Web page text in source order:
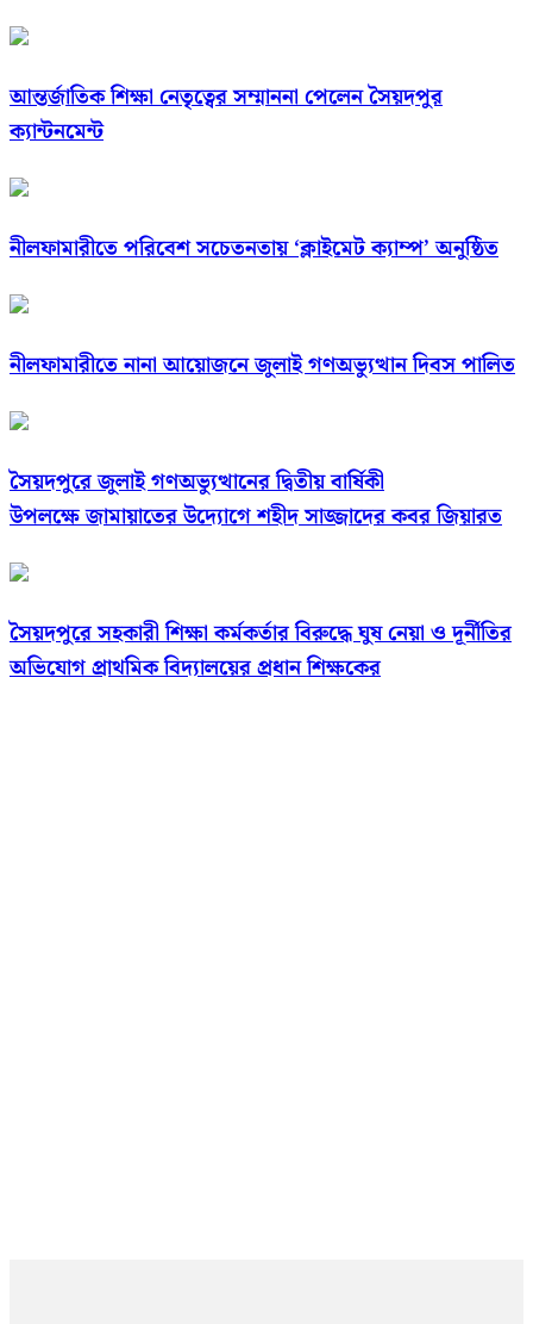
আন্তর্জাতিক শিক্ষা নেতৃত্বের সম্মাননা পেলেন সৈয়দপুর
ক্যান্টনমেন্ট
নীলফামারীতে পরিবেশ সচেতনতায় ‘ক্লাইমেট ক্যাম্প’ অনুষ্ঠিত
নীলফামারীতে নানা আয়োজনে জুলাই গণঅভ্যুত্থান দিবস পালিত
সৈয়দপুরে জুলাই গণঅভ্যুত্থানের দ্বিতীয় বার্ষিকী
উপলক্ষে জামায়াতের উদ্যোগে শহীদ সাজ্জাদের কবর জিয়ারত
সৈয়দপুরে সহকারী শিক্ষা কর্মকর্তার বিরুদ্ধে ঘুষ নেয়া ও দূর্নীতির
অভিযোগ প্রাথমিক বিদ্যালয়ের প্রধান শিক্ষকের